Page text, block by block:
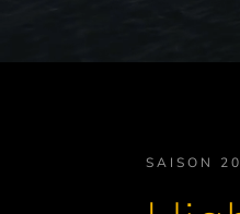
SAISON